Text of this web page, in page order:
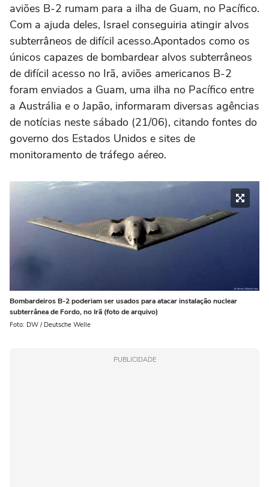
aviões B-2 rumam para a ilha de Guam, no Pacífico.
Com a ajuda deles, Israel conseguiria atingir alvos
subterrâneos de difícil acesso.Apontados como os
únicos capazes de bombardear alvos subterrâneos
de difícil acesso no Irã, aviões americanos B-2
foram enviados a Guam, uma ilha no Pacífico entre
a Austrália e o Japão, informaram diversas agências
de notícias neste sábado (21/06), citando fontes do
governo dos Estados Unidos e sites de
monitoramento de tráfego aéreo.
Bombardeiros B-2 poderiam ser usados para atacar instalação nuclear
subterrânea de Fordo, no Irã (foto de arquivo)
Foto: DW / Deutsche Welle
PUBLICIDADE